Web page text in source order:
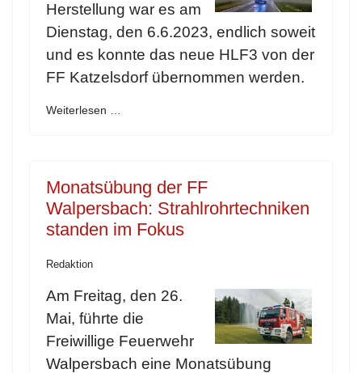
Herstellung war es am
Dienstag, den 6.6.2023, endlich soweit
und es konnte das neue HLF3 von der
FF Katzelsdorf übernommen werden.
Weiterlesen …
Monatsübung der FF
Walpersbach: Strahlrohrtechniken
standen im Fokus
Redaktion
Am Freitag, den 26.
Mai, führte die
Freiwillige Feuerwehr
Walpersbach eine Monatsübung